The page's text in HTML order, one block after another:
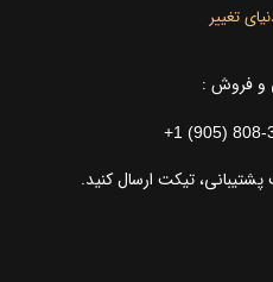
تغییر
و فروش :
+1 (905) 808-
تیکت ارسال کنید.